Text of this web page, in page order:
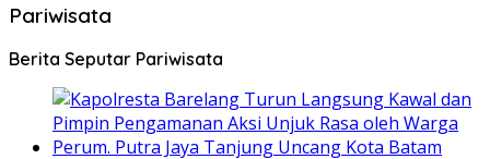
Pariwisata
Berita Seputar Pariwisata